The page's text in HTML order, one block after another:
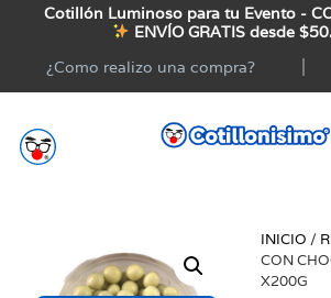
Cotillón Luminoso para tu Evento -
ENVÍO GRATIS desde
¿Como realizo una compra?
INICIO /
CON
X200G